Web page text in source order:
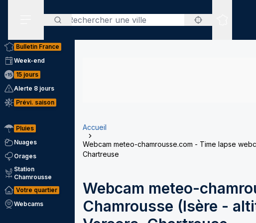
Rechercher
Sites
Bulletin France
Week-end
15 jours
Alerte 8 jours
Prévi. saison
Pluies
Nuages
Orages
Station
Chamrousse
Votre quartier
Webcams
Accueil
Webcam meteo-chamrousse.com - Time lapse
Chartreuse
Webcam meteo-
Chamrousse (Isère -